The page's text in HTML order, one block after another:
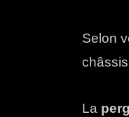
Selon
La